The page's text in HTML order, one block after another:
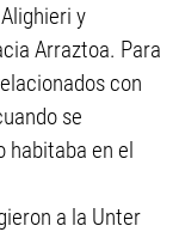
y
Arraztoa. Para
con
se
habitaba en el
a la Unter